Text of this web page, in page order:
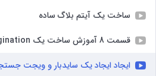
ساخت یک آیتم بلاگ ساده
قسمت 8 آموزش ساخت یک pagination
ایجاد ایجاد یک سایدبار و ویجت